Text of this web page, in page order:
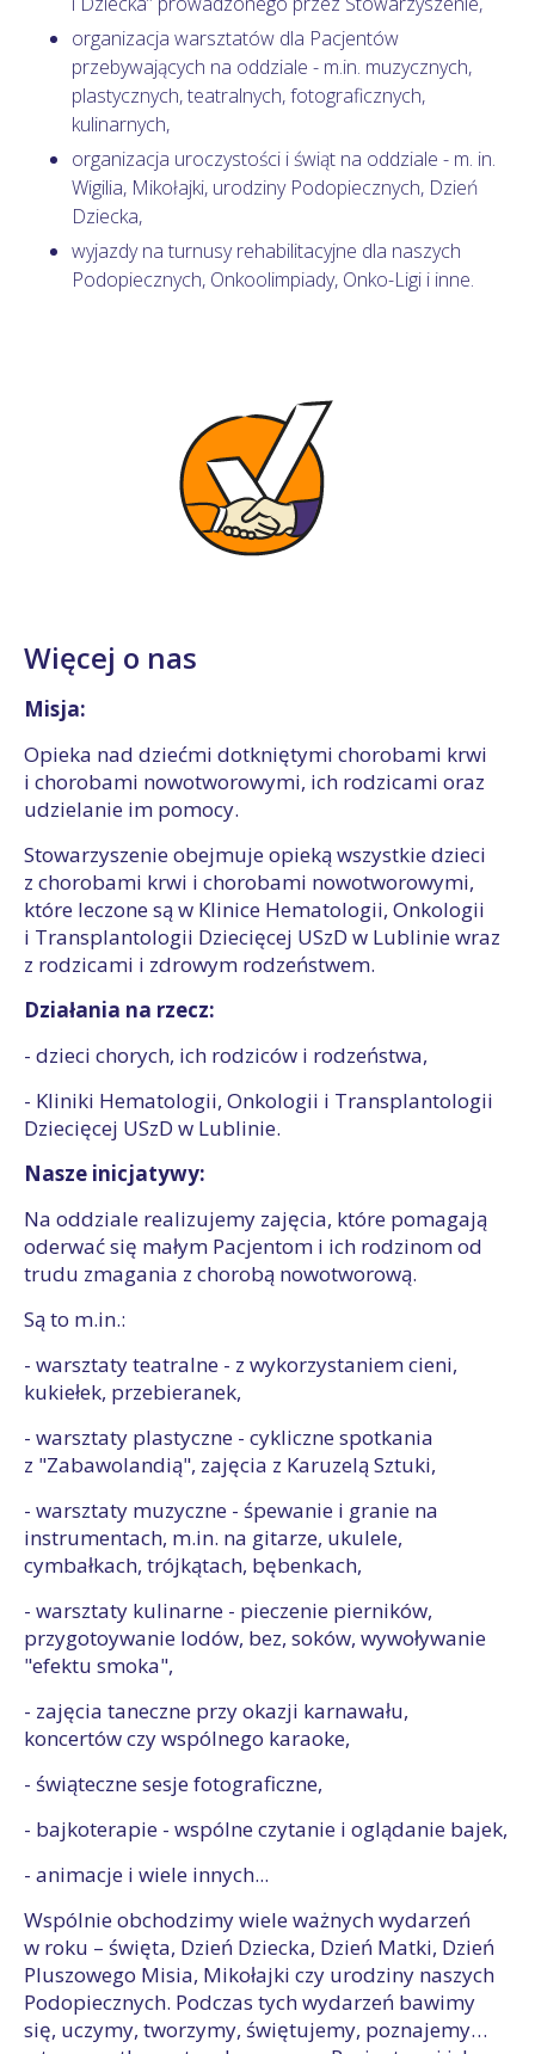
organizacja warsztatów dla Pacjentów
przebywających na oddziale - m.in. muzycznych,
plastycznych, teatralnych, fotograficznych,
kulinarnych,
organizacja uroczystości i świąt na oddziale - m. in.
Wigilia, Mikołajki, urodziny Podopiecznych, Dzień
Dziecka,
wyjazdy na turnusy rehabilitacyjne dla naszych
Podopiecznych, Onkoolimpiady, Onko-Ligi i inne.
Więcej o nas
Misja:
Opieka nad dziećmi dotkniętymi chorobami krwi
i chorobami nowotworowymi, ich rodzicami oraz
udzielanie im pomocy.
Stowarzyszenie obejmuje opieką wszystkie dzieci
z chorobami krwi i chorobami nowotworowymi,
które leczone są w Klinice Hematologii, Onkologii
i Transplantologii Dziecięcej USzD w Lublinie wraz
z rodzicami i zdrowym rodzeństwem.
Działania na rzecz:
- dzieci chorych, ich rodziców i rodzeństwa,
- Kliniki Hematologii, Onkologii i Transplantologii
Dziecięcej USzD w Lublinie.
Nasze inicjatywy:
Na oddziale realizujemy zajęcia, które pomagają
oderwać się małym Pacjentom i ich rodzinom od
trudu zmagania z chorobą nowotworową.
Są to m.in.:
- warsztaty teatralne - z wykorzystaniem cieni,
kukiełek, przebieranek,
- warsztaty plastyczne - cykliczne spotkania
z "Zabawolandią", zajęcia z Karuzelą Sztuki,
- warsztaty muzyczne - śpewanie i granie na
instrumentach, m.in. na gitarze, ukulele,
cymbałkach, trójkątach, bębenkach,
- warsztaty kulinarne - pieczenie pierników,
przygotoywanie lodów, bez, soków, wywoływanie
"efektu smoka",
- zajęcia taneczne przy okazji karnawału,
koncertów czy wspólnego karaoke,
- świąteczne sesje fotograficzne,
- bajkoterapie - wspólne czytanie i oglądanie bajek,
- animacje i wiele innych...
Wspólnie obchodzimy wiele ważnych wydarzeń
w roku – święta, Dzień Dziecka, Dzień Matki, Dzień
Pluszowego Misia, Mikołajki czy urodziny naszych
Podopiecznych. Podczas tych wydarzeń bawimy
się, uczymy, tworzymy, świętujemy, poznajemy…